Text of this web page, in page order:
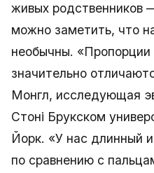
живых родственников
можно заметить, что
необычны. «Пропорции
значительно
Монгл, исследующая
Стоні Брукском
Йорк. «У нас длинный
по сравнению с